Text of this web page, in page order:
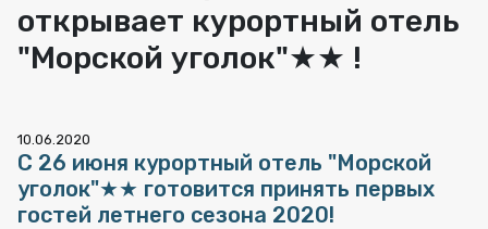
открывает курортный отель
"Морской уголок"★★ !
10.06.2020
С 26 июня курортный отель "Морской
уголок"★★ готовится принять первых
гостей летнего сезона 2020!